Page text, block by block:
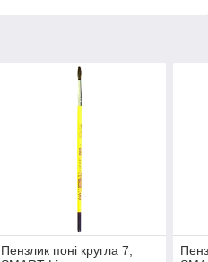
Пензлик поні кругла 7,